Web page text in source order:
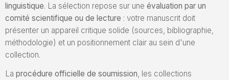
linguistique. La sélection repose sur une évaluation par un
comité scientifique ou de lecture : votre manuscrit doit
présenter un appareil critique solide (sources, bibliographie,
méthodologie) et un positionnement clair au sein d'une
collection.
La procédure officielle de soumission, les collections